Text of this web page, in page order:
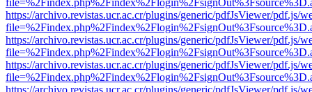
https://archivo.revistas.ucr.ac.cr/plugins/generic/pdfJsViewer/pdf.js/
https://archivo.revistas.ucr.ac.cr/plugins/generic/pdfJsViewer/pdf.js/
https://archivo.revistas.ucr.ac.cr/plugins/generic/pdfJsViewer/pdf.js/
https://archivo.revistas.ucr.ac.cr/plugins/generic/pdfJsViewer/pdf.js/